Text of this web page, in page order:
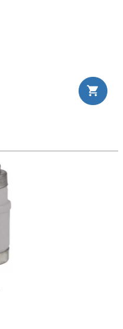
shopping_cart